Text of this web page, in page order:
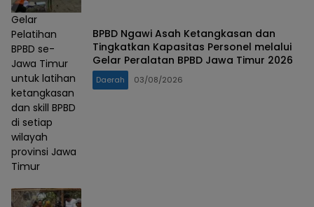
Gelar
Pelatihan
BPBD se-
Jawa Timur
untuk latihan
ketangkasan
dan skill BPBD
di setiap
wilayah
provinsi Jawa
Timur
BPBD Ngawi Asah Ketangkasan dan
Tingkatkan Kapasitas Personel melalui
Gelar Peralatan BPBD Jawa Timur 2026
Daerah 03/08/2026